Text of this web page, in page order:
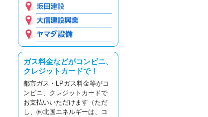
ガス料金などがコンビニ、
クレジットカードで！
都市ガス・LPガス料金等がコ
ンビニ、クレジットカードで
お支払いいただけます（ただ
し、㈱北国エネルギーは、コ